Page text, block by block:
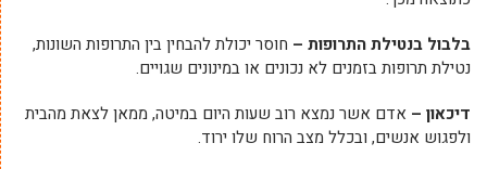
בלבול בנטילת התרופות – חוסר יכולת להבחין בין התרופות השונות,
נטילת תרופות בזמנים לא נכונים או במינונים שגויים.
דיכאון – אדם אשר נמצא רוב שעות היום במיטה, ממאן לצאת מהבית
ולפגוש אנשים, ובכלל מצב הרוח שלו ירוד.